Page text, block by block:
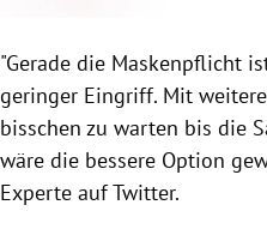
"Gerade die Maskenpflicht
geringer Eingriff. Mit
bisschen zu warten bis die
wäre die bessere Option
Experte auf Twitter.